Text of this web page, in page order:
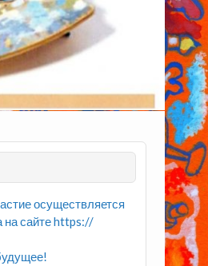
осуществляется
на сайте https://